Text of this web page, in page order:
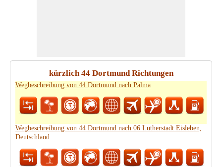
kürzlich 44 Dortmund Richtungen
Wegbeschreibung von 44 Dortmund nach Palma
Wegbeschreibung von 44 Dortmund nach 06 Lutherstadt Eisleben,
Deutschland